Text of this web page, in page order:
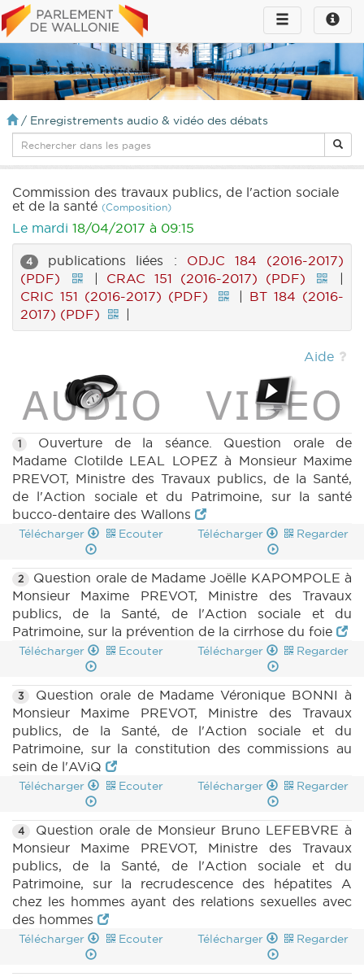
Toggle
infos
Toggle
navigation
/ Enregistrements audio & vidéo des débats
Commission des travaux publics, de l'action sociale
et de la santé (Composition)
Le mardi 18/04/2017 à 09:15
4 publications liées : ODJC 184 (2016-2017)
(PDF)
| CRAC 151 (2016-2017) (PDF)
|
CRIC 151 (2016-2017) (PDF)
| BT 184 (2016-
2017) (PDF)
|
Aide
1
Ouverture de la séance. Question orale de
Madame Clotilde LEAL LOPEZ à Monsieur Maxime
PREVOT, Ministre des Travaux publics, de la Santé,
de l'Action sociale et du Patrimoine, sur la santé
bucco-dentaire des Wallons
Télécharger Ecouter Télécharger Regarder
2
Question orale de Madame Joëlle KAPOMPOLE à
Monsieur Maxime PREVOT, Ministre des Travaux
publics, de la Santé, de l'Action sociale et du
Patrimoine, sur la prévention de la cirrhose du foie
Télécharger Ecouter Télécharger Regarder
3
Question orale de Madame Véronique BONNI à
Monsieur Maxime PREVOT, Ministre des Travaux
publics, de la Santé, de l'Action sociale et du
Patrimoine, sur la constitution des commissions au
sein de l'AViQ
Télécharger Ecouter Télécharger Regarder
4
Question orale de Monsieur Bruno LEFEBVRE à
Monsieur Maxime PREVOT, Ministre des Travaux
publics, de la Santé, de l'Action sociale et du
Patrimoine, sur la recrudescence des hépatites A
chez les hommes ayant des relations sexuelles avec
des hommes
Télécharger Ecouter Télécharger Regarder